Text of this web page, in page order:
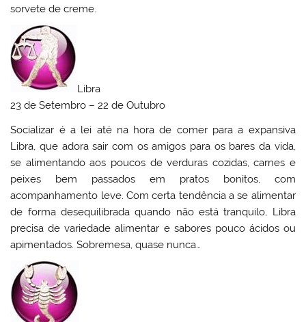
sorvete de creme.
Libra
23 de Setembro – 22 de Outubro
Socializar é a lei até na hora de comer para a expansiva
Libra, que adora sair com os amigos para os bares da vida,
se alimentando aos poucos de verduras cozidas, carnes e
peixes bem passados em pratos bonitos, com
acompanhamento leve. Com certa tendência a se alimentar
de forma desequilibrada quando não está tranquilo, Libra
precisa de variedade alimentar e sabores pouco ácidos ou
apimentados. Sobremesa, quase nunca…